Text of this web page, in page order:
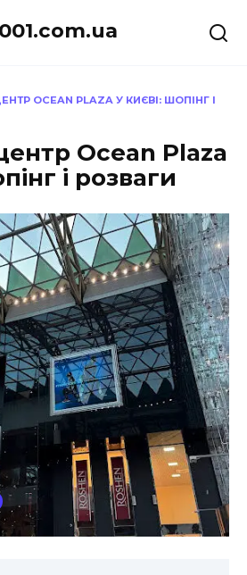
OCEAN PLAZA У КИЄВІ: ШОПІНГ І
Ocean Plaza
і розваги